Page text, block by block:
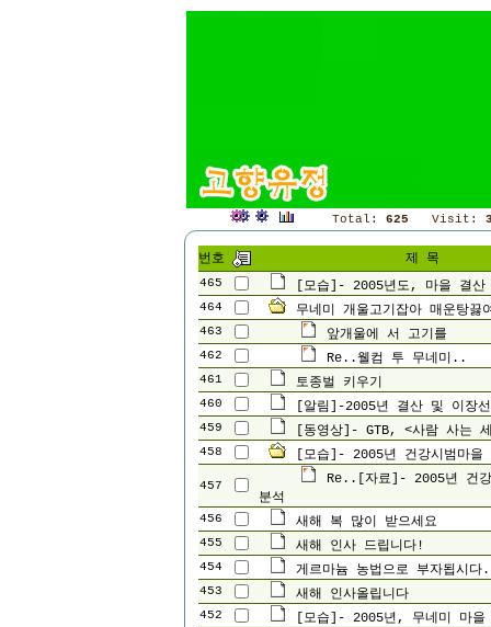
Total: 625 Visit:
번호 제 목
465 [모습]- 2005년도, 마을 결
464 무네미 개울고기잡아 매운탕끓
463 앞개울에 서 고기를
462 Re..웰컴 투 무네미..
461 토종벌 키우기
460 [알림]-2005년 결산 및 이장
459 [동영상]- GTB, <사람 사는
458 [모습]- 2005년 건강시범마을
457
Re..[자료]- 2005년 건강
분석
456 새해 복 많이 받으세요
455 새해 인사 드립니다!
454 게르마늄 농법으로 부자됩시
453 새해 인사올립니다
452 [모습]- 2005년, 무네미 마